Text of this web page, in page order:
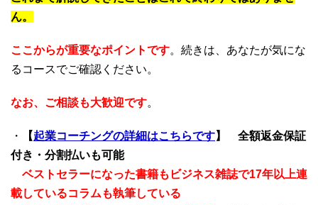
ん。
ここからが重要なポイントです。続きは、あなたが気にな
るコースでご確認ください。
なお、ご相談も大歓迎です。
・ 【起業コーチングの詳細はこちらです】
全額返金保証
付き・分割払いも可能
ベストセラーになった書籍もビジネス雑誌で17年以上連
載しているコラムも執筆している